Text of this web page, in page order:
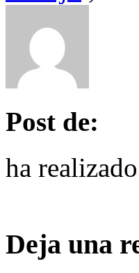
Post de:
ha realizado
Deja una